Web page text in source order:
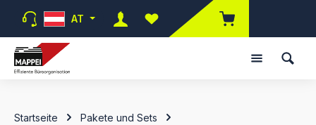
Zum Hauptinhalt springen
AT
Du hast 0 Produkte auf dem
Startseite
Pakete und Sets